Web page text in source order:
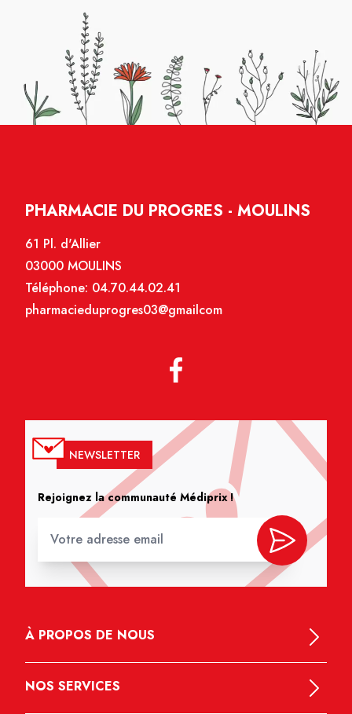
PHARMACIE DU PROGRES - MOULINS
61 Pl. d'Allier
03000 MOULINS
Téléphone: 04.70.44.02.41
pharmacieduprogres03@gmailcom
NEWSLETTER
Rejoignez la communauté Médiprix !
À PROPOS DE NOUS
NOS SERVICES